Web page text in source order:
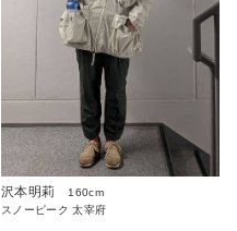
沢本明莉
160cm
スノーピーク 太宰府